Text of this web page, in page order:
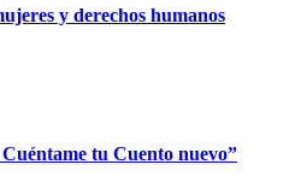
y derechos humanos
tu Cuento nuevo”